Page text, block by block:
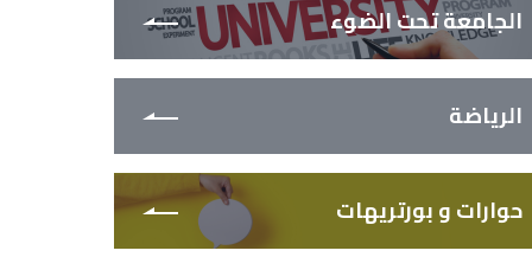
الجامعة تحت الضوء
الرياضة
حوارات و بورتريهات